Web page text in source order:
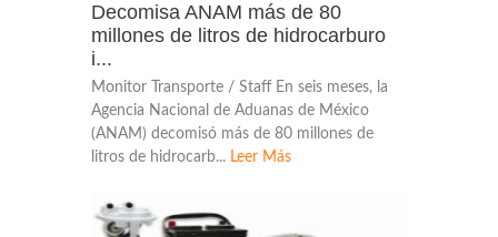
Decomisa ANAM más de 80
millones de litros de hidrocarburo
i...
Monitor Transporte / Staff En seis meses, la
Agencia Nacional de Aduanas de México
(ANAM) decomisó más de 80 millones de
litros de hidrocarb... Leer Más